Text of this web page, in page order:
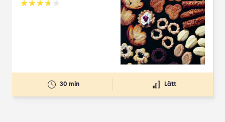
Betyg: 3.78 av 5
30 min Lätt